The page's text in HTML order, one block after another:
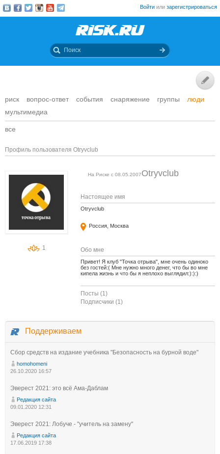
Войти или зарегистрироваться
риск вопрос-ответ события снаряжение группы
люди
мультимедиа
все
Профиль пользователя Otryvclub
1
Otryvclub
На Риске с 08.05.2007
Настоящее имя
Otryvclub
Россия, Москва
Обо мне
Привет! Я клуб "Точка отрыва", мне очень одиноко
без гостей:( Мне нужно много денег, что бы во мне
кипела жизнь и что бы я неплохо выглядил:):):)
Посты (1)
Подписчики (1)
Поддерживаем
Сбор средств на издание учебника "Безопасность на бурной воде"
homohomeni
26.10.2020 16:57
Эверест 2021: это всё Ама-Даблам
Редакция сайта
09.01.2020 12:31
Эверест 2021: Лобуче - "учитель на замену"
Редакция сайта
17.06.2019 17:38